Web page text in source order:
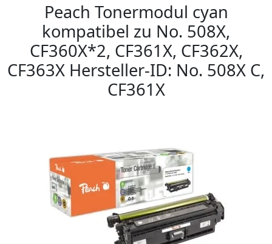
Peach Tonermodul cyan
kompatibel zu No. 508X,
CF360X*2, CF361X, CF362X,
CF363X Hersteller-ID: No. 508X C,
CF361X